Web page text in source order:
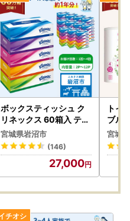
ボックスティッシュ ク
リネックス 60箱入 ティ
ッシュペーパー
宮城県岩沼市
(146)
27,000
トイ
ブル
ティ
イレ
宮城